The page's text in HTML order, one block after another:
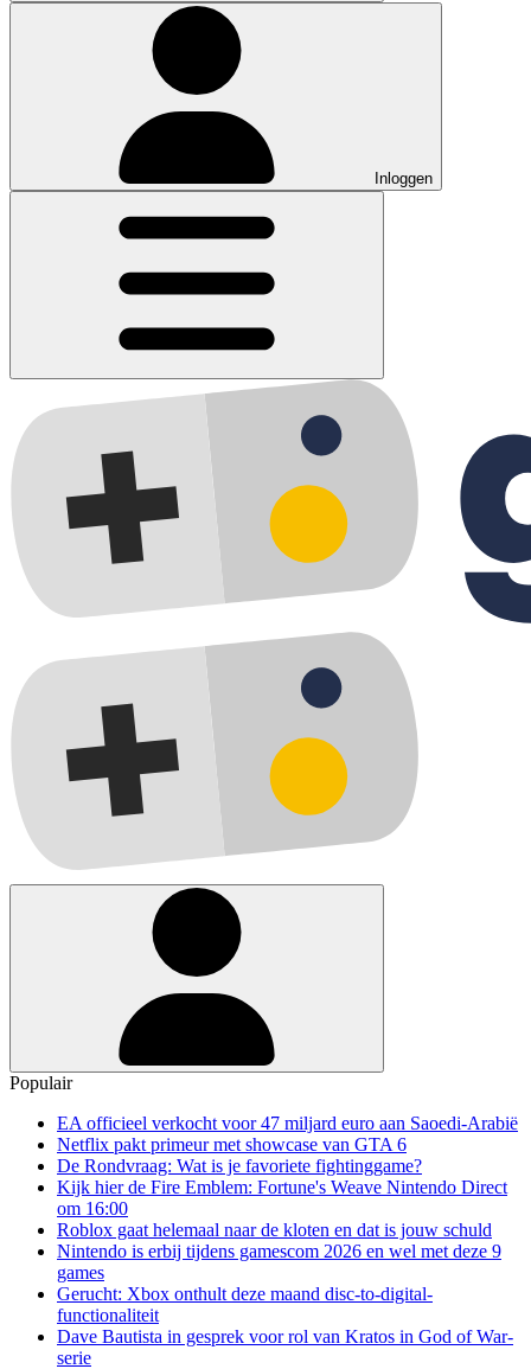
Inloggen
Populair
EA officieel verkocht voor 47 miljard euro aan Saoedi-Arabië
Netflix pakt primeur met showcase van GTA 6
De Rondvraag: Wat is je favoriete fightinggame?
Kijk hier de Fire Emblem: Fortune's Weave Nintendo Direct
om 16:00
Roblox gaat helemaal naar de kloten en dat is jouw schuld
Nintendo is erbij tijdens gamescom 2026 en wel met deze 9
games
Gerucht: Xbox onthult deze maand disc-to-digital-
functionaliteit
Dave Bautista in gesprek voor rol van Kratos in God of War-
serie